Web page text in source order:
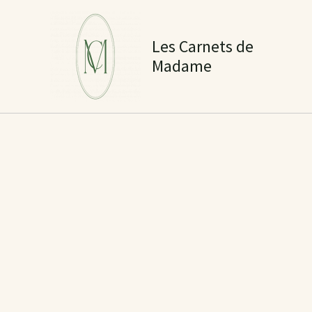
Les Carnets de
Madame